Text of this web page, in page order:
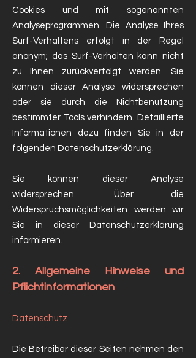
Cookies und mit sogenannten
Analyseprogrammen. Die Analyse Ihres
Surf-Verhaltens erfolgt in der Regel
anonym; das Surf-Verhalten kann nicht
zu Ihnen zurückverfolgt werden. Sie
können dieser Analyse widersprechen
oder sie durch die Nichtbenutzung
bestimmter Tools verhindern. Detaillierte
Informationen dazu finden Sie in der
folgenden Datenschutzerklärung.
Sie können dieser Analyse
widersprechen. Über die
Widerspruchsmöglichkeiten werden wir
Sie in dieser Datenschutzerklärung
informieren.
2. Allgemeine Hinweise und
Pflichtinformationen
Datenschutz
Die Betreiber dieser Seiten nehmen den